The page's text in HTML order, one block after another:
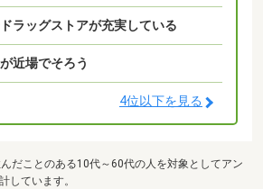
ラッグストアが充実している
近場でそろう
4位以下を見る
だことのある10代～60代の人を対象としてアン
しています。